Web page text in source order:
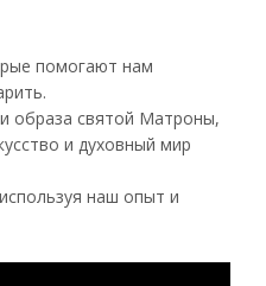
помогают нам
образа святой Матроны,
и духовный мир
наш опыт и